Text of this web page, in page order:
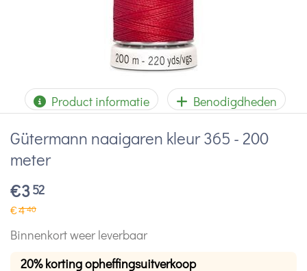
Product informatie Benodigdheden
Gütermann naaigaren kleur 365 - 200
meter
€352
€440
Binnenkort weer leverbaar
20% korting opheffingsuitverkoop